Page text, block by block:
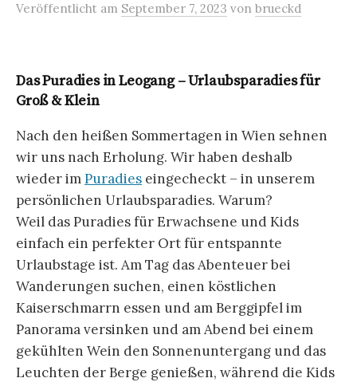
Veröffentlicht am September 7, 2023 von brueckd
Das Puradies in Leogang – Urlaubsparadies für
Groß & Klein
Nach den heißen Sommertagen in Wien sehnen
wir uns nach Erholung. Wir haben deshalb
wieder imPuradies eingecheckt – in unserem
persönlichen Urlaubsparadies. Warum?
Weil das Puradies für Erwachsene und Kids
einfach ein perfekter Ort für entspannte
Urlaubstage ist. Am Tag das Abenteuer bei
Wanderungen suchen, einen köstlichen
Kaiserschmarrn essen und am Berggipfel im
Panorama versinken und am Abend bei einem
gekühlten Wein den Sonnenuntergang und das
Leuchten der Berge genießen, während die Kids